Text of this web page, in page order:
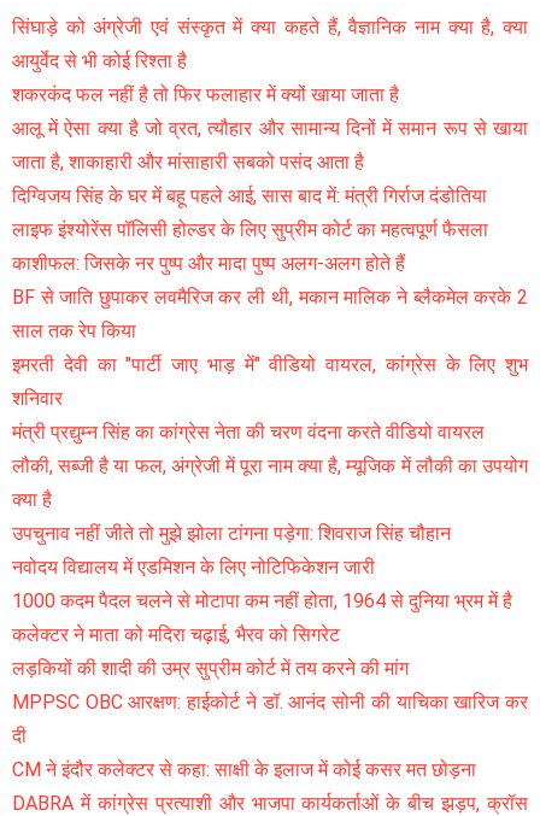
सिंघाड़े को अंग्रेजी एवं संस्कृत में क्या कहते हैं, वैज्ञानिक नाम क्या है, क्या
आयुर्वेद से भी कोई रिश्ता है
शकरकंद फल नहीं है तो फिर फलाहार में क्यों खाया जाता है
आलू में ऐसा क्या है जो व्रत, त्यौहार और सामान्य दिनों में समान रूप से खाया
जाता है, शाकाहारी और मांसाहारी सबको पसंद आता है
दिग्विजय सिंह के घर में बहू पहले आई, सास बाद में: मंत्री गिर्राज दंडोतिया
लाइफ इंश्योरेंस पॉलिसी होल्डर के लिए सुप्रीम कोर्ट का महत्वपूर्ण फैसला
काशीफल: जिसके नर पुष्प और मादा पुष्प अलग-अलग होते हैं
BF से जाति छुपाकर लवमैरिज कर ली थी, मकान मालिक ने ब्लैकमेल करके 2
साल तक रेप किया
इमरती देवी का "पार्टी जाए भाड़ में" वीडियो वायरल, कांग्रेस के लिए शुभ
शनिवार
मंत्री प्रद्युम्न सिंह का कांग्रेस नेता की चरण वंदना करते वीडियो वायरल
लौकी, सब्जी है या फल, अंग्रेजी में पूरा नाम क्या है, म्यूजिक में लौकी का उपयोग
क्या है
उपचुनाव नहीं जीते तो मुझे झोला टांगना पड़ेगा: शिवराज सिंह चौहान
नवोदय विद्यालय में एडमिशन के लिए नोटिफिकेशन जारी
1000 कदम पैदल चलने से मोटापा कम नहीं होता, 1964 से दुनिया भ्रम में है
कलेक्टर ने माता को मदिरा चढ़ाई, भैरव को सिगरेट
लड़कियों की शादी की उम्र सुप्रीम कोर्ट में तय करने की मांग
MPPSC OBC आरक्षण: हाईकोर्ट ने डॉ. आनंद सोनी की याचिका खारिज कर
दी
CM ने इंदौर कलेक्टर से कहा: साक्षी के इलाज में कोई कसर मत छोड़ना
DABRA में कांग्रेस प्रत्याशी और भाजपा कार्यकर्ताओं के बीच झड़प, क्रॉस